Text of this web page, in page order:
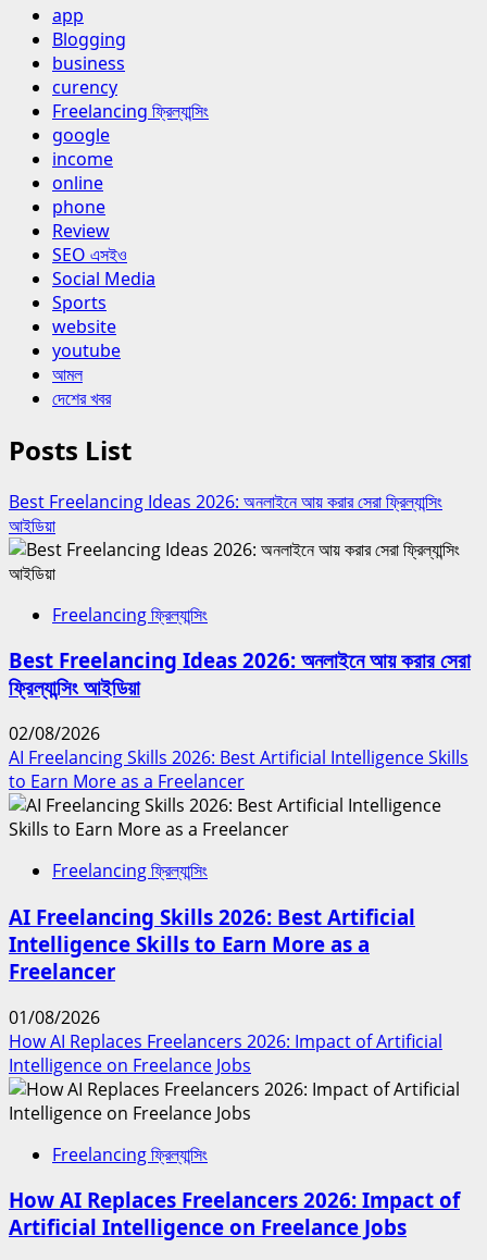
app
Blogging
business
curency
Freelancing ফ্রিল্যান্সিং
google
income
online
phone
Review
SEO এসইও
Social Media
Sports
website
youtube
আমল
দেশের খবর
Posts List
Best Freelancing Ideas 2026: অনলাইনে আয় করার সেরা ফ্রিল্যান্সিং
আইডিয়া
Freelancing ফ্রিল্যান্সিং
Best Freelancing Ideas 2026: অনলাইনে আয় করার সেরা
ফ্রিল্যান্সিং আইডিয়া
02/08/2026
AI Freelancing Skills 2026: Best Artificial Intelligence Skills
to Earn More as a Freelancer
Freelancing ফ্রিল্যান্সিং
AI Freelancing Skills 2026: Best Artificial
Intelligence Skills to Earn More as a
Freelancer
01/08/2026
How AI Replaces Freelancers 2026: Impact of Artificial
Intelligence on Freelance Jobs
Freelancing ফ্রিল্যান্সিং
How AI Replaces Freelancers 2026: Impact of
Artificial Intelligence on Freelance Jobs